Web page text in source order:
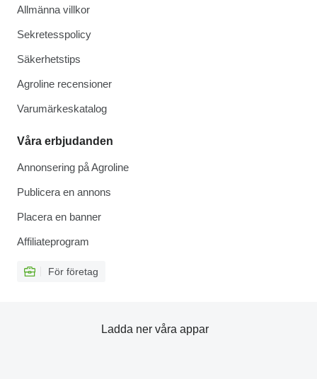
Allmänna villkor
Sekretesspolicy
Säkerhetstips
Agroline recensioner
Varumärkeskatalog
Våra erbjudanden
Annonsering på Agroline
Publicera en annons
Placera en banner
Affiliateprogram
För företag
Ladda ner våra appar